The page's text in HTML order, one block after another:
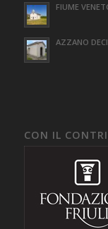
FIUME
AZZANO
CON IL